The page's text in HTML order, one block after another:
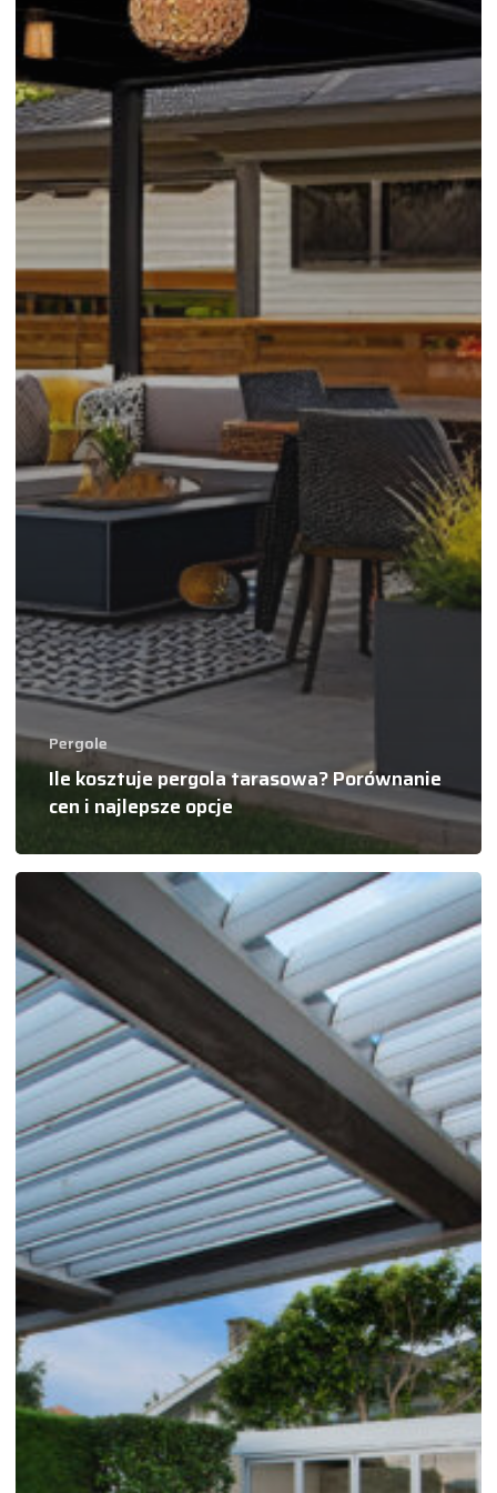
Pergole
Ile kosztuje pergola tarasowa? Porównanie
cen i najlepsze opcje
Czy pergola
pozwolenia
na budowę?